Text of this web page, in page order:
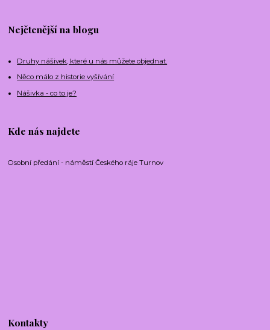
Nejčtenější na blogu
Druhy nášivek, které u nás můžete objednat.
Něco málo z historie vyšívání
Nášivka - co to je?
Kde nás najdete
Osobní předání - náměstí Českého ráje Turnov
Kontakty